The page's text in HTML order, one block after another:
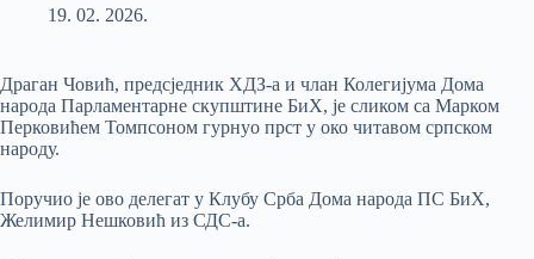
19. 02. 2026.
Драган Човић, предсједник ХДЗ-а и члан Колегијума Дома
народа Парламентарне скупштине БиХ, је сликом са Марком
Перковићем Томпсоном гурнуо прст у око читавом српском
народу.
Поручио је ово делегат у Клубу Срба Дома народа ПС БиХ,
Желимир Нешковић из СДС-а.